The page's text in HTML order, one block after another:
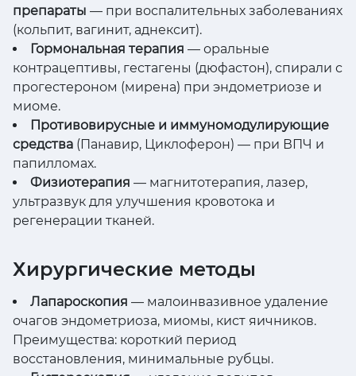
препараты — при воспалительных заболеваниях
(кольпит, вагинит, аднексит).
Гормональная терапия — оральные
контрацептивы, гестагены (дюфастон), спирали с
прогестероном (мирена) при эндометриозе и
миоме.
Противовирусные и иммуномодулирующие
средства (Панавир, Циклоферон) — при ВПЧ и
папилломах.
Физиотерапия — магнитотерапия, лазер,
ультразвук для улучшения кровотока и
регенерации тканей.
Хирургические методы
Лапароскопия — малоинвазивное удаление
очагов эндометриоза, миомы, кист яичников.
Преимущества: короткий период
восстановления, минимальные рубцы.